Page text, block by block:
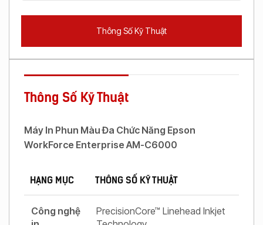
Thông Số Kỹ Thuật
Thông Số Kỹ Thuật
Máy In Phun Màu Đa Chức Năng Epson
WorkForce Enterprise AM-C6000
HẠNG MỤC THÔNG SỐ KỸ THUẬT
Công nghệ
PrecisionCore™ Linehead Inkjet